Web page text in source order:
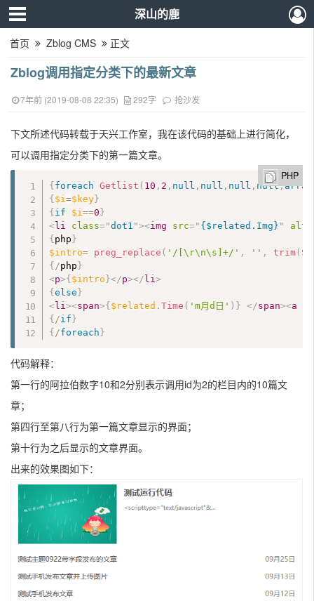
深山的鹿
首页 Zblog CMS 正文
Zblog调用指定分类下的最新文章
7年前 (2019-08-08 22:35) 292字 抢沙发
下文所述代码转载于天兴工作室，我在该代码的基础上进行简化，
可以调用指定分类下的第一篇文章。
PHP
{foreach Getlist ( 10 , 2 , null , null , null , null,array
{$i=$key}
{if $i==0}
<li class="dot1 "><img src=" {$related.Img} " alt
{php}
$intro= preg_replace ( '/[\r\n\s]+/' , '' , trim (
{ /php}
<p>{$intro}</p></li>
{else}
<li><span>{$related .Time ( 'm月d日' ) } </span><a
{ /if}
{ /foreach}
代码解释：
第一行的阿拉伯数字10和2分别表示调用id为2的栏目内的10篇文
章；
第四行至第八行为第一篇文章显示的界面；
第十行为之后显示的文章界面。
出来的效果图如下：